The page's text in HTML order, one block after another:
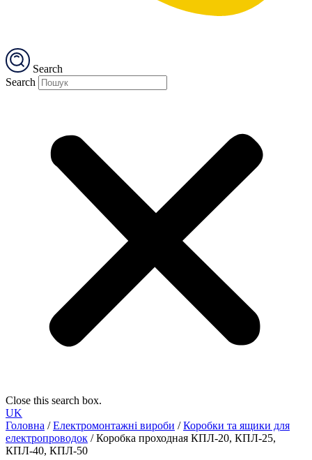
Search
Search
Close this search box.
UK
Головна /Електромонтажні вироби /Коробки та ящики для
електропроводок / Коробка проходная КПЛ-20, КПЛ-25,
КПЛ-40, КПЛ-50